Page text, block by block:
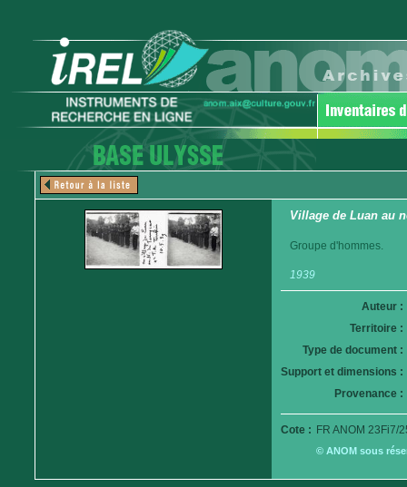
Village de Luan au
Groupe d'hommes.
1939
Auteur :
Territoire :
Type de document :
Support et dimensions :
Provenance :
Cote : FR ANOM 23Fi7/
© ANOM sous